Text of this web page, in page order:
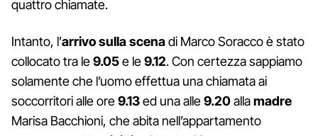
quattro chiamate.
Intanto, l’arrivo sulla scenadi Marco Soracco è stato
collocato tra le9.05e le9.12. Con certezza sappiamo
solamente che l’uomo effettua una chiamata ai
soccorritori alle ore9.13ed una alle9.20allamadre
Marisa Bacchioni, che abita nell’appartamento